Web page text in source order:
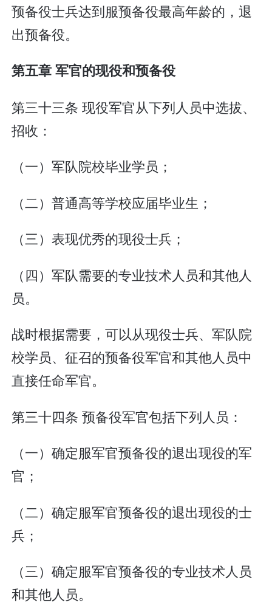
预备役士兵达到服预备役最高年龄的，退
出预备役。
第五章 军官的现役和预备役
第三十三条 现役军官从下列人员中选拔、
招收：
（一）军队院校毕业学员；
（二）普通高等学校应届毕业生；
（三）表现优秀的现役士兵；
（四）军队需要的专业技术人员和其他人
员。
战时根据需要，可以从现役士兵、军队院
校学员、征召的预备役军官和其他人员中
直接任命军官。
第三十四条 预备役军官包括下列人员：
（一）确定服军官预备役的退出现役的军
官；
（二）确定服军官预备役的退出现役的士
兵；
（三）确定服军官预备役的专业技术人员
和其他人员。